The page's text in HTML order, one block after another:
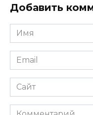
Добавить
Имя
*
Email
*
Сайт
Комментарий